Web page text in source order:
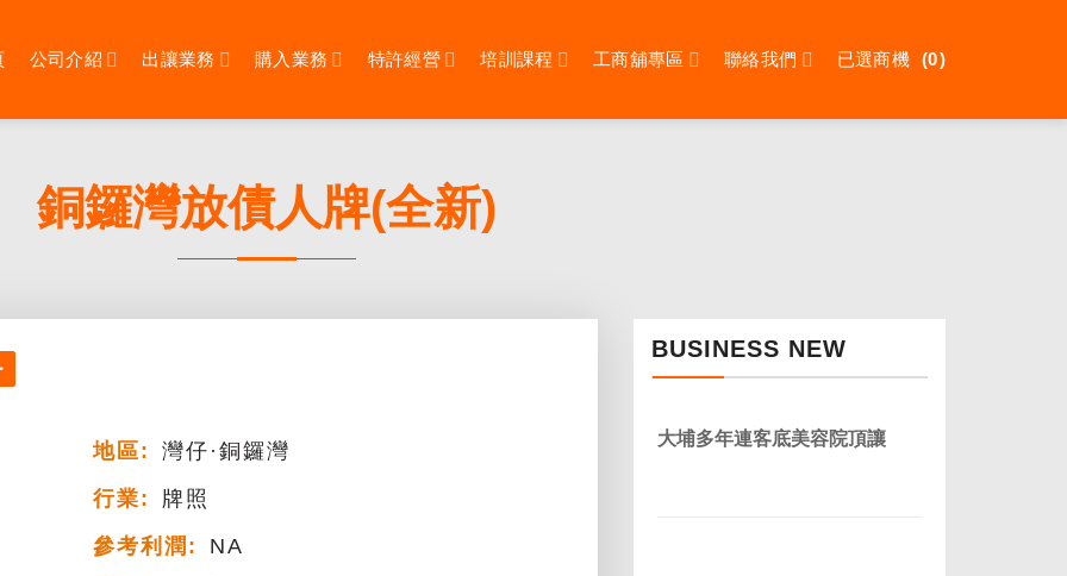
公司介紹 出讓業務 購入業務 特許經營 培訓課程 工商舖專區 聯絡我們 已選商機 0
銅鑼灣放債人牌(全新)
地區:
灣仔·銅鑼灣
行業:
牌照
參考利潤:
NA
BUSINESS NEW
大埔多年連客底美容院頂讓